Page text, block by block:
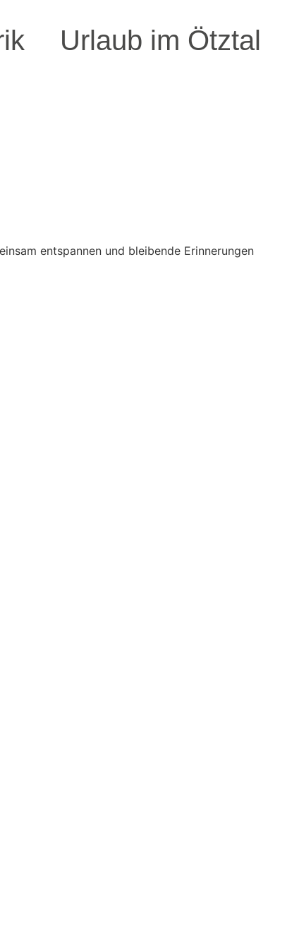
Urlaub im Ötztal
entspannen und bleibende Erinnerungen